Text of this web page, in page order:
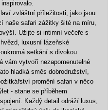
zvláštní příležitosti, jako jsou
naše safari zážitky šité na míru,
Užijte si intimní večeře s
luxusní lázeňské
setkání s divokou
vám vytvoří nezapomenutelné
hladká směs dobrodružství,
promění safari v něco
- stane se příběhem
Každý detail odráží luxus,